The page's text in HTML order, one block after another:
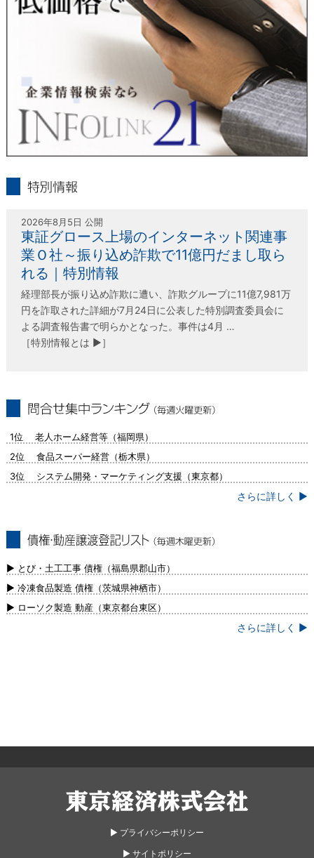
＜個人情報保護に関するお問合せ・相談窓口＞
〒802-0004 北九州市小倉北区鍛冶町2丁目5-11（第一東経ビ
フリーダイヤル 0120-55-9986
受付時間 平日9：00～17：00
2026年8月5日 公開
東証グロース上場のインターネット関連事
業Ｏ社～振り込め詐欺で11億円だまし取ら
れる｜特別情報
経理部長が振り込め詐欺に遭い、詐欺グループに11億7,981万
円を詐取された詳細が7月24日に公表した特別調査委員会に
よる調査報告書で明らかとなった。事件は4月 …
［特別情報とは ▶］
1位 老人ホーム経営等（福岡県）
2位 食品スーパー経営（栃木県）
3位 システム開発・マーケティング支援（東京都）
さらに詳しく ▶
新）
▶ とび・土工工事 債権（福島県郡山市）
▶ 冷凍食品製造 債権（茨城県神栖市）
▶ ローソク製造 動産（東京都台東区）
さらに詳しく ▶
▶︎ プライバシーポリシー
▶︎ サイトポリシー